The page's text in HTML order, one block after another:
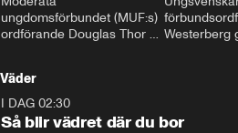
ungdomsförbundet (MUF:s)
ordförande Douglas Thor
tonårsutvisningarna och hur
Moderaterna ska locka
väljare till valet i höst.
Westerberg
Väder
I DAG 02:30
Så blir vädret där du bor